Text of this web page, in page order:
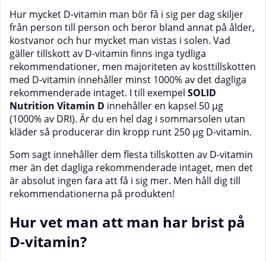
Hur mycket D-vitamin man bör få i sig per dag skiljer
från person till person och beror bland annat på ålder,
kostvanor och hur mycket man vistas i solen. Vad
gäller tillskott av D-vitamin finns inga tydliga
rekommendationer, men majoriteten av kosttillskotten
med D-vitamin innehåller minst 1000% av det dagliga
rekommenderade intaget. I till exempel SOLID
Nutrition Vitamin D innehåller en kapsel 50 µg
(1000% av DRI). Är du en hel dag i sommarsolen utan
kläder så producerar din kropp runt 250 µg D-vitamin.
Som sagt innehåller dem flesta tillskotten av D-vitamin
mer än det dagliga rekommenderade intaget, men det
är absolut ingen fara att få i sig mer. Men håll dig till
rekommendationerna på produkten!
Hur vet man att man har brist på
D-vitamin?